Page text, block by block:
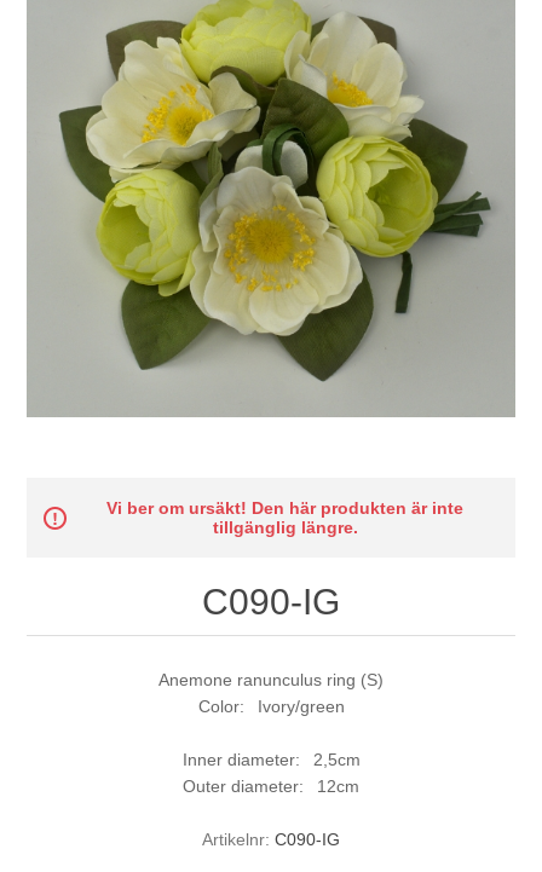
Vi ber om ursäkt! Den här produkten är inte
tillgänglig längre.
C090-IG
Anemone ranunculus ring (S)
Color: Ivory/green
Inner diameter: 2,5cm
Outer diameter: 12cm
Artikelnr: C090-IG